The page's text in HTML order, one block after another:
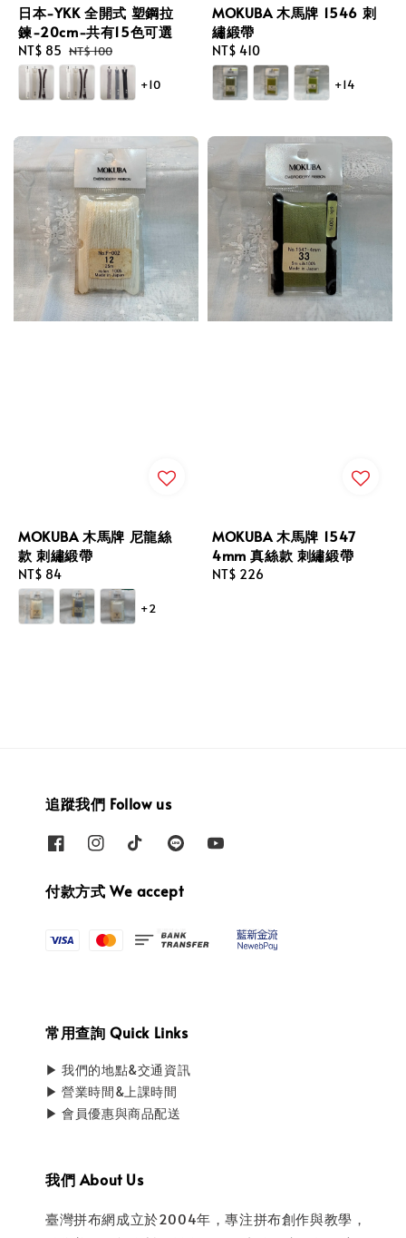
日本-YKK 全開式 塑鋼拉
鍊-20cm-共有15色可選
Sale
price
NT$ 85 Regular
price
NT$ 100
+10
MOKUBA 木馬牌 1546 刺
繡緞帶
Regular
price
NT$ 410
+14
MOKUBA 木馬牌 尼龍絲
款 刺繡緞帶
Regular
price
NT$ 84
+2
MOKUBA 木馬牌 1547
4mm 真絲款 刺繡緞帶
Regular
NT$ 226
追蹤我們 Follow us
付款方式 We accept
常用查詢 Quick Links
▶ 我們的地點&交通資訊
▶ 營業時間&上課時間
▶ 會員優惠與商品配送
我們 About Us
臺灣拼布網成立於2004年，專注拼布創作與教學，